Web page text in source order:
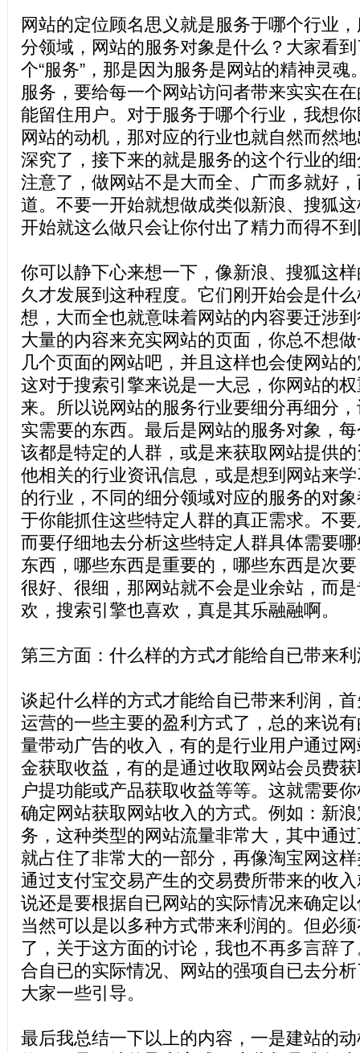
网站的定位顾名思义就是服务于哪个行业
分领域，网站的服务对象是什么？大家看
个“服务”，那是因为服务是网站的精神灵
服务，要给每一个网站访问者带来实实在
能留住用户。对于服务于哪个行业，我想
网站的动机，那对应的行业也就自然而然
深究了，接下来的就是服务的这个行业的
注意了，做网站不是大而全、广而多就好
道。不要一开始就想做成类似新浪、搜狐
开始就这么做只会让你付出了精力而得不
你可以静下心来想一下，像新浪、搜狐这
久才发展到这种程度。它们刚开始会是什
想，大而全也就意味着网站的内容要迁涉
大量的内容来充实网站的页面，你总不想
几个页面的网站吧，并且这样也会使网站
这对于搜索引擎来说是一大忌，你网站的
来。所以说网站的服务行业要细分再细分
实需要的东西。最后是网站的服务对象，
该都是特定的人群，或是来获取网站提供
他相关的行业资讯信息，或是想到网站来
的行业，不同的细分领域对应的服务的对
于你能抓住这些特定人群的真正需求。不
而要仔细地去分析这些特定人群具体需要
东西，哪些东西是重要的，哪些东西是次
很好、很细，那网站就不会是业余站，而
欢，搜索引擎也喜欢，真是其乐融融啊。
第三方面：什么样的方式才能给自已带来
谈起什么样的方式才能给自已带来利润，
运营的一些主要的盈利方式了，总的来说
量带动广告的收入，有的是行业用户通过
金获取收益，有的是通过收取网站会员费
户提功能或产品获取收益等等。这就需要
确定网站获取网站收入的方式。例如：新
务，这种类型的网站流量非常大，其中通
就占住了非常大的一部分，再像淘宝网这
通过支付宝交易产生的交易费所带来的收
说还是要根据自已网站的实际情况来确定
当然可以是以多种方式带来利润的。但必
了，关于这方面的讨论，我也不再多言辞
合自已的实际情况、网站的强项自已去分
大家一些引导。
最后我总结一下以上的内容，一是建站的